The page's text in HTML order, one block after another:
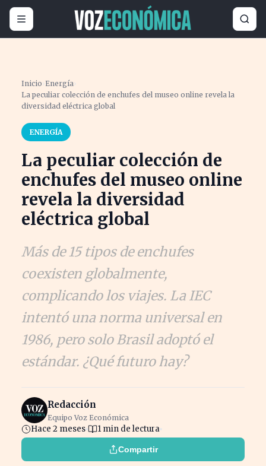
Inicio ›Energía›
La peculiar colección de enchufes del museo online revela la
diversidad eléctrica global
ENERGÍA
La peculiar colección de
enchufes del museo online
revela la diversidad
eléctrica global
Más de 15 tipos de enchufes
coexisten globalmente,
complicando los viajes. La IEC
intentó una norma universal en
1986, pero solo Brasil adoptó el
estándar. ¿Qué futuro hay?
Redacción
Equipo Voz Económica
Hace 2 meses 1 min de lectura
Compartir